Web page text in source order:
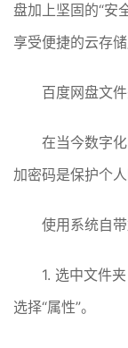
盘加上坚固的“安
享受便捷的云存
百度网盘文
在当今数字
加密码是保护个
使用系统自
1. 选中文件
选择“属性”。